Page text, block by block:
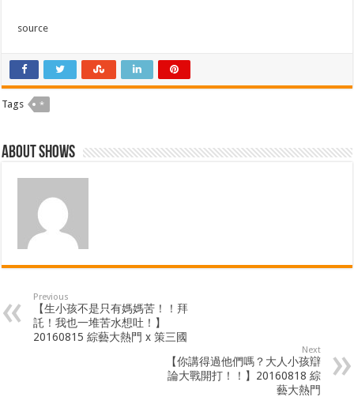
source
Tags *
About shows
Previous
【生小孩不是只有媽媽苦！！拜
託！我也一堆苦水想吐！】
20160815 綜藝大熱門 x 策三國
Next
【你講得過他們嗎？大人小孩辯
論大戰開打！！】20160818 綜
藝大熱門